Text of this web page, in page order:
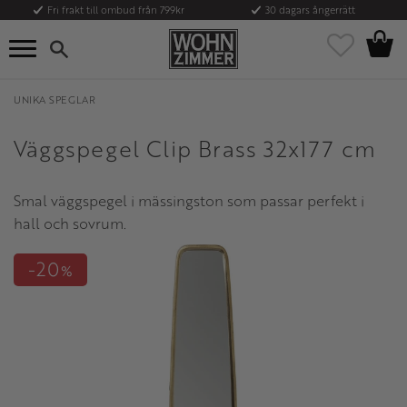
Meny
Fri frakt till ombud från 799kr 30 dagars ångerrätt
Favoriter
UNIKA SPEGLAR
Väggspegel Clip Brass 32x177 cm
Smal väggspegel i mässingston som passar perfekt i
hall och sovrum.
20%